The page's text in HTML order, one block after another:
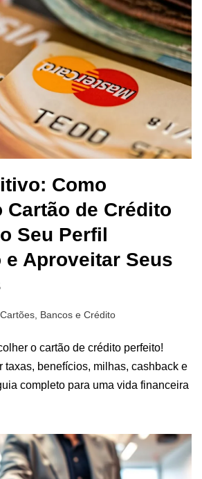
Como
Cartão de Crédito
Seu Perfil
e Aproveitar Seus
Cartões, Bancos e Crédito
o cartão de crédito perfeito!
taxas, benefícios, milhas, cashback e
completo para uma vida financeira